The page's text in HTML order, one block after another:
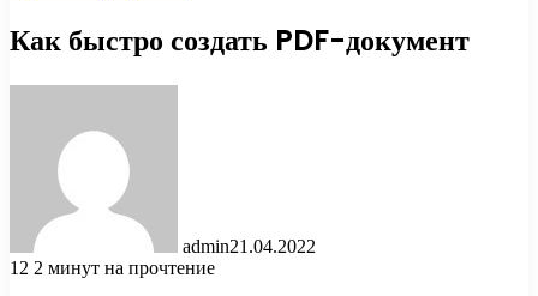
Как быстро создать PDF-документ
admin21.04.2022
12 2 минут на прочтение